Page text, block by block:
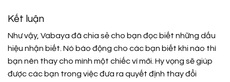
Kết luận
Như vậy, Vabaya đã chia sẻ cho bạn đọc biết những dấu
hiệu nhận biết. Nó báo động cho các bạn biết khi nào thì
bạn nên thay cho mình một chiếc ví mới. Hy vọng sẽ giúp
được các bạn trong việc đưa ra quyết định thay đổi